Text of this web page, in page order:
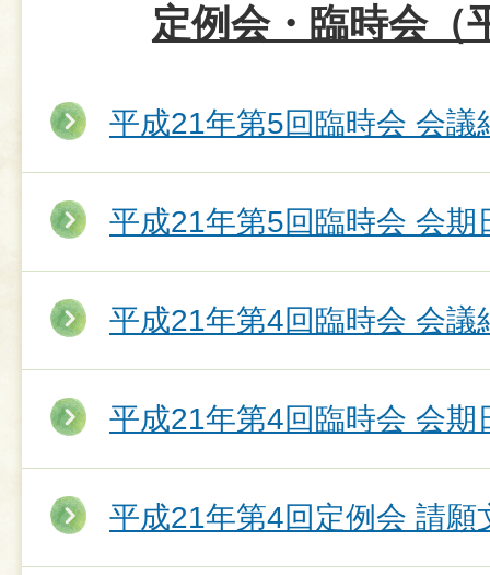
定例会・臨時会（
平成21年第5回臨時会 会議
平成21年第5回臨時会 会期
平成21年第4回臨時会 会議
平成21年第4回臨時会 会期
平成21年第4回定例会 請願